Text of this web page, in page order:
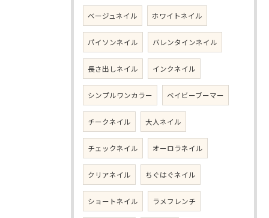
ベージュネイル ホワイトネイル
パイソンネイル バレンタインネイル
長さ出しネイル インクネイル
シンプルワンカラー ベイビーブーマー
チークネイル 大人ネイル
チェックネイル オーロラネイル
クリアネイル ちぐはぐネイル
ショートネイル ラメフレンチ